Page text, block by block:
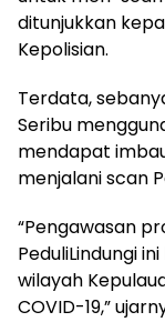
ditunjukkan
Kepolisian.
Terdata,
Seribu
mendapat
menjalani scan
“Pengawasan
PeduliLindungi
wilayah
COVID-19,”